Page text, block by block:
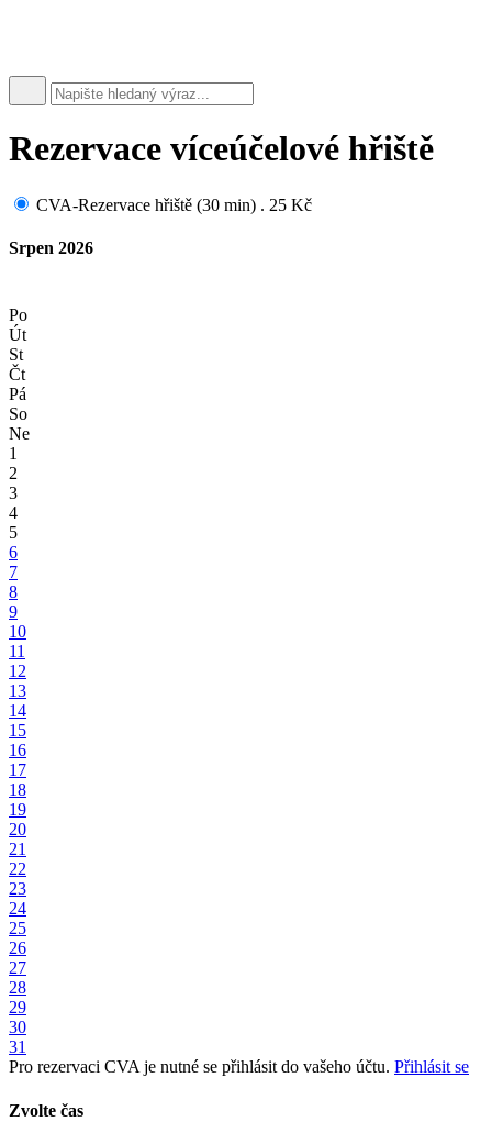
Rezervace víceúčelové hřiště
CVA-Rezervace hřiště (30 min) . 25 Kč
Srpen 2026
Po
Út
St
Čt
Pá
So
Ne
1
2
3
4
5
6
7
8
9
10
11
12
13
14
15
16
17
18
19
20
21
22
23
24
25
26
27
28
29
30
31
Pro rezervaci CVA je nutné se přihlásit do vašeho účtu. Přihlásit se
Zvolte čas